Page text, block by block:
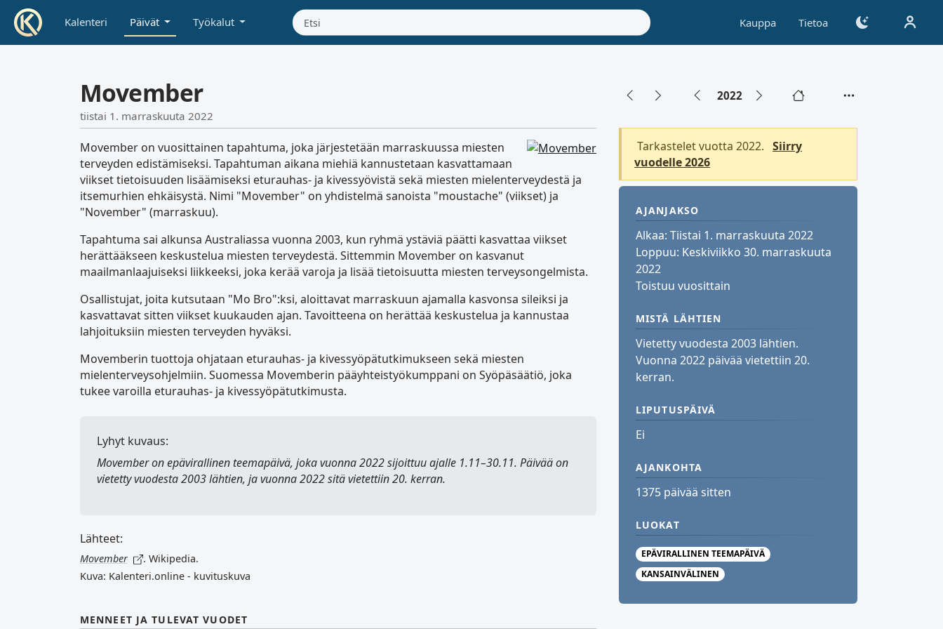
Kalenteri Päivät Työkalut Kauppa Tietoa
Movember
tiistai 1. marraskuuta 2022
2022
Movember on vuosittainen tapahtuma, joka järjestetään marraskuussa miesten
terveyden edistämiseksi. Tapahtuman aikana miehiä kannustetaan kasvattamaan
viikset tietoisuuden lisäämiseksi eturauhas- ja kivessyövistä sekä miesten mielenterveydestä ja
itsemurhien ehkäisystä. Nimi "Movember" on yhdistelmä sanoista "moustache" (viikset) ja
"November" (marraskuu).
Tapahtuma sai alkunsa Australiassa vuonna 2003, kun ryhmä ystäviä päätti kasvattaa viikset
herättääkseen keskustelua miesten terveydestä. Sittemmin Movember on kasvanut
maailmanlaajuiseksi liikkeeksi, joka kerää varoja ja lisää tietoisuutta miesten terveysongelmista.
Osallistujat, joita kutsutaan "Mo Bro":ksi, aloittavat marraskuun ajamalla kasvonsa sileiksi ja
kasvattavat sitten viikset kuukauden ajan. Tavoitteena on herättää keskustelua ja kannustaa
lahjoituksiin miesten terveyden hyväksi.
Movemberin tuottoja ohjataan eturauhas- ja kivessyöpätutkimukseen sekä miesten
mielenterveysohjelmiin. Suomessa Movemberin pääyhteistyökumppani on Syöpäsäätiö, joka
tukee varoilla eturauhas- ja kivessyöpätutkimusta.
Lyhyt kuvaus:
Movemberon epävirallinen teemapäivä, joka vuonna 2022 sijoittuu ajalle 1.11–30.11. Päivää on
vietetty vuodesta 2003 lähtien, ja vuonna 2022 sitä vietettiin 20. kerran.
Lähteet:
Movember
. Wikipedia.
Kuva: Kalenteri.online - kuvituskuva
MENNEET JA TULEVAT VUODET
Tarkastelet vuotta 2022. Siirry
vuodelle 2026
AJANJAKSO
Alkaa: Tiistai 1. marraskuuta 2022
Loppuu: Keskiviikko 30. marraskuuta
2022
Toistuu vuosittain
MISTÄ LÄHTIEN
Vietetty vuodesta 2003 lähtien.
Vuonna 2022 päivää vietettiin 20.
kerran.
LIPUTUSPÄIVÄ
Ei
AJANKOHTA
1375 päivää sitten
LUOKAT
EPÄVIRALLINEN TEEMAPÄIVÄ
KANSAINVÄLINEN